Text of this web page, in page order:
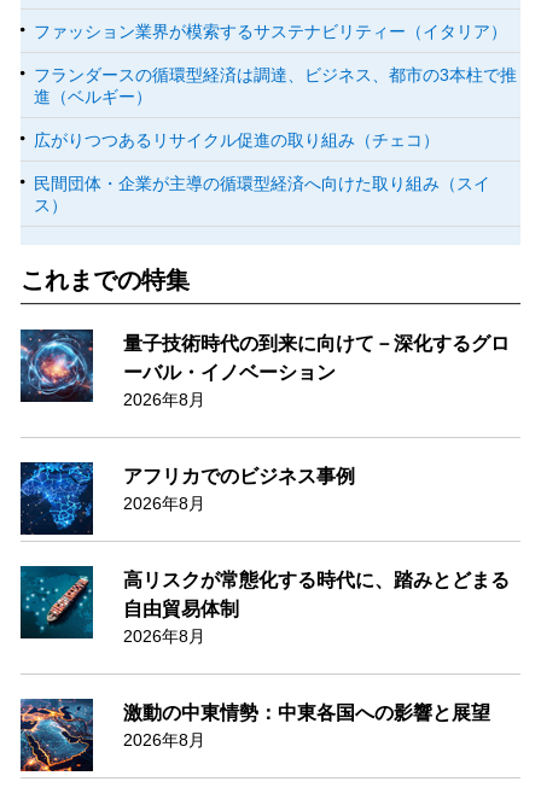
ファッション業界が模索するサステナビリティー（イタリア）
フランダースの循環型経済は調達、ビジネス、都市の3本柱で推
進（ベルギー）
広がりつつあるリサイクル促進の取り組み（チェコ）
民間団体・企業が主導の循環型経済へ向けた取り組み（スイ
ス）
これまでの特集
量子技術時代の到来に向けて－深化するグロ
ーバル・イノベーション
2026年8月
アフリカでのビジネス事例
2026年8月
高リスクが常態化する時代に、踏みとどまる
自由貿易体制
2026年8月
激動の中東情勢：中東各国への影響と展望
2026年8月